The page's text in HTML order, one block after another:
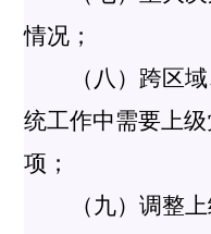
情况；
（八）跨区
统工作中需要上
项；
（九）调整